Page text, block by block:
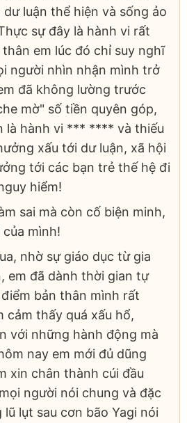
luận thể hiện và sống ảo
sự đây là hành vi rất
em lúc đó chỉ suy nghĩ
người nhìn nhận mình trở
đã không lường trước
mờ" số tiền quyên góp,
là hành vi *** **** và thiếu
xấu tới dư luận, xã hội
tới các bạn trẻ thế hệ đi
hiểm!
sai mà còn cố biện minh,
của mình!
nhờ sự giáo dục từ gia
em đã dành thời gian tự
bản thân mình rất
cảm thấy quá xấu hổ,
với những hành động mà
nay em mới đủ dũng
xin chân thành cúi đầu
người nói chung và đặc
lụt sau cơn bão Yagi nói